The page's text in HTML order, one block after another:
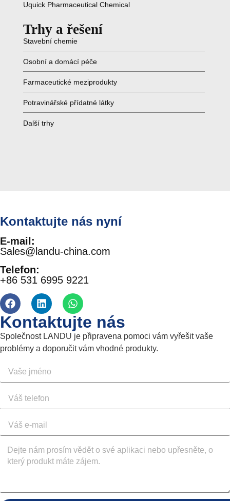
Uquick Pharmaceutical Chemical
Trhy a řešení
Stavební chemie
Osobní a domácí péče
Farmaceutické meziprodukty
Potravinářské přídatné látky
Další trhy
Kontaktujte nás nyní
E-mail:
Sales@landu-china.com
Telefon:
+86 531 6995 9221
Kontaktujte nás
Společnost LANDU je připravena pomoci vám vyřešit vaše
problémy a doporučit vám vhodné produkty.